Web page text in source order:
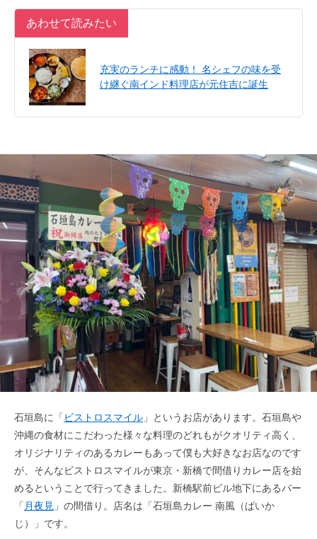
あわせて読みたい
充実のランチに感動！ 名シェフの味を受
け継ぐ南インド料理店が元住吉に誕生
石垣島に「 ビストロスマイル 」というお店があります。石垣島や
沖縄の食材にこだわった様々な料理のどれもがクオリティ高く、
オリジナリティのあるカレーもあって僕も大好きなお店なのです
が、そんなビストロスマイルが東京・新橋で間借りカレー店を始
めるということで行ってきました。新橋駅前ビル地下にあるバー
「 月夜見 」の間借り。店名は「石垣島カレー 南風（ぱいか
じ）」です。